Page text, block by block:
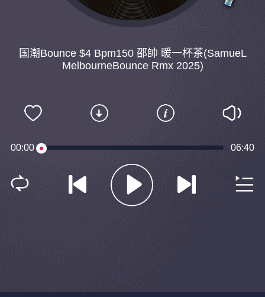
国潮Bounce $4 Bpm150 邵帥 暖一杯茶(SamueL
MelbourneBounce Rmx 2025)
00:00 06:40